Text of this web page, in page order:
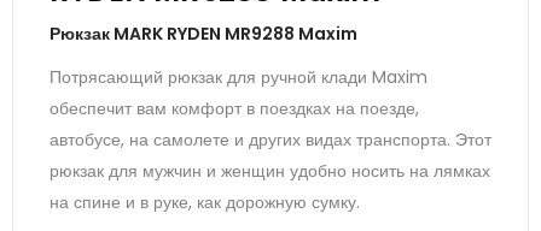
Рюкзак MARK RYDEN MR9288 Maxim
Потрясающий рюкзак для ручной клади Maxim
обеспечит вам комфорт в поездках на поезде,
автобусе, на самолете и других видах транспорта. Этот
рюкзак для мужчин и женщин удобно носить на лямках
на спине и в руке, как дорожную сумку.